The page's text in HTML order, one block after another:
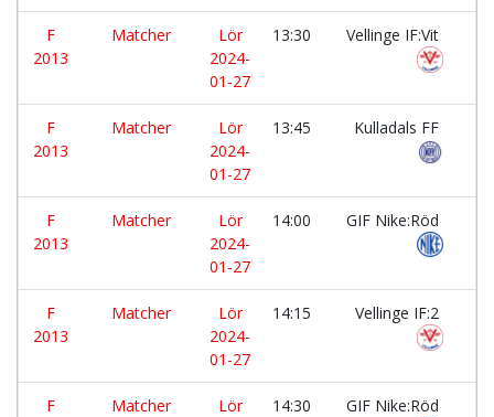
F
2013
Matcher
Lör
2024-
01-27
13:30 Vellinge IF:Vit
F
2013
Matcher
Lör
2024-
01-27
13:45 Kulladals FF
F
2013
Matcher
Lör
2024-
01-27
14:00 GIF Nike:Röd
F
2013
Matcher
Lör
2024-
01-27
14:15 Vellinge IF:2
F
Matcher
Lör
14:30 GIF Nike:Röd